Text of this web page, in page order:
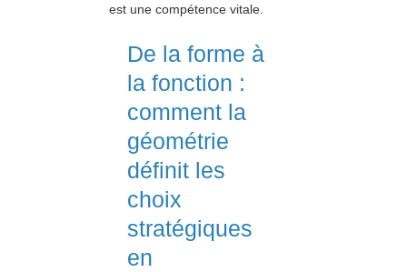
est une compétence vitale.
De la forme à
la fonction :
comment la
géométrie
définit les
choix
stratégiques
en